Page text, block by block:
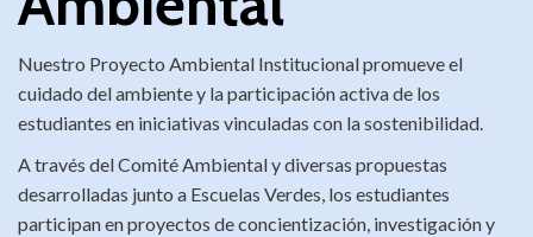
Nuestro Proyecto Ambiental Institucional promueve el
cuidado del ambiente y la participación activa de los
estudiantes en iniciativas vinculadas con la sostenibilidad.
A través del Comité Ambiental y diversas propuestas
desarrolladas junto a Escuelas Verdes, los estudiantes
participan en proyectos de concientización, investigación y